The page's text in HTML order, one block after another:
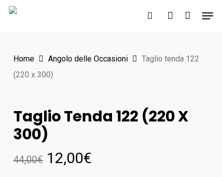
Skip
search account
Home Angolo delle Occasioni
Taglio tenda 122
(220 x 300)
Taglio Tenda 122 (220 X
300)
44,00€ 12,00€